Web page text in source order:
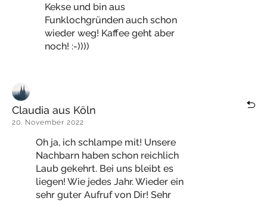
Kekse und bin aus
Funklochgründen auch schon
wieder weg! Kaffee geht aber
noch! :-))))
Claudia aus Köln
20. November 2022
Oh ja, ich schlampe mit! Unsere
Nachbarn haben schon reichlich
Laub gekehrt. Bei uns bleibt es
liegen! Wie jedes Jahr. Wieder ein
sehr guter Aufruf von Dir! Sehr